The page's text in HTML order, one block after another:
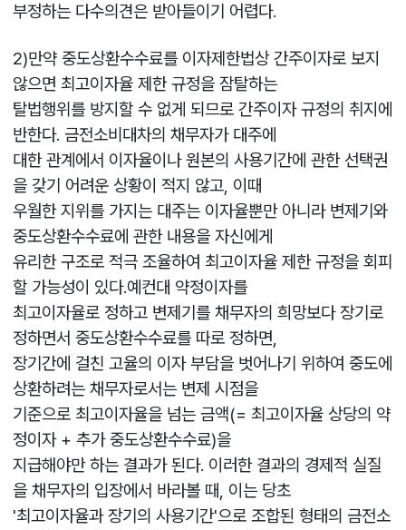
부정하는 다수의견은 받아들이기 어렵다.
2)만약 중도상환수수료를 이자제한법상 간주이자로 보지
않으면 최고이자율 제한 규정을 잠탈하는
탈법행위를 방지할 수 없게 되므로 간주이자 규정의 취지에
반한다. 금전소비대차의 채무자가 대주에
대한 관계에서 이자율이나 원본의 사용기간에 관한 선택권
을 갖기 어려운 상황이 적지 않고, 이때
우월한 지위를 가지는 대주는 이자율뿐만 아니라 변제기와
중도상환수수료에 관한 내용을 자신에게
유리한 구조로 적극 조율하여 최고이자율 제한 규정을 회피
할 가능성이 있다.예컨대 약정이자를
최고이자율로 정하고 변제기를 채무자의 희망보다 장기로
정하면서 중도상환수수료를 따로 정하면,
장기간에 걸친 고율의 이자 부담을 벗어나기 위하여 중도에
상환하려는 채무자로서는 변제 시점을
기준으로 최고이자율을 넘는 금액(= 최고이자율 상당의 약
정이자 + 추가 중도상환수수료)을
지급해야만 하는 결과가 된다. 이러한 결과의 경제적 실질
을 채무자의 입장에서 바라볼 때, 이는 당초
'최고이자율과 장기의 사용기간'으로 조합된 형태의 금전소